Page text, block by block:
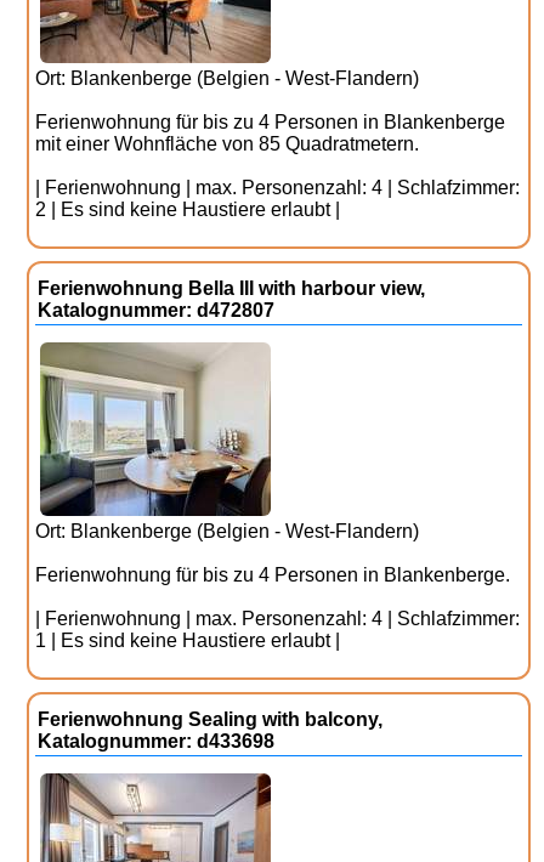
Ort: Blankenberge (Belgien - West-Flandern)
Ferienwohnung für bis zu 4 Personen in Blankenberge
mit einer Wohnfläche von 85 Quadratmetern.
| Ferienwohnung | max. Personenzahl: 4 | Schlafzimmer:
2 | Es sind keine Haustiere erlaubt |
Ferienwohnung Bella III with harbour view,
Katalognummer: d472807
Ort: Blankenberge (Belgien - West-Flandern)
Ferienwohnung für bis zu 4 Personen in Blankenberge.
| Ferienwohnung | max. Personenzahl: 4 | Schlafzimmer:
1 | Es sind keine Haustiere erlaubt |
Ferienwohnung Sealing with balcony,
Katalognummer: d433698